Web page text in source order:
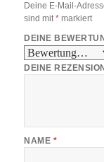
Deine E-Mail-
sind mit* markiert
DEINE
DEINE
NAME *